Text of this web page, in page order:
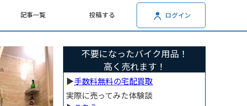
記事一覧 投稿する ログイン
不要になったバイク用品！
高く売れます！
▶︎手数料無料の宅配買取
実際に売ってみた体験談